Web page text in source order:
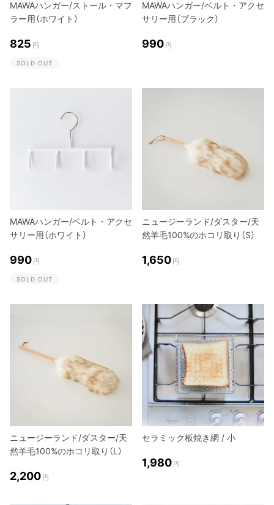
MAWAハンガー/ストール・マフ
ラー用（ホワイト）
825 円
SOLD OUT
MAWAハンガー/ベルト・アクセ
サリー用（ブラック）
990 円
MAWAハンガー/ベルト・アクセ
サリー用（ホワイト）
990 円
SOLD OUT
ニュージーランド/ダスター/天
然羊毛100%のホコリ取り（S）
1,650 円
ニュージーランド/ダスター/天
然羊毛100%のホコリ取り（L）
2,200 円
セラミック板焼き網 / 小
1,980 円